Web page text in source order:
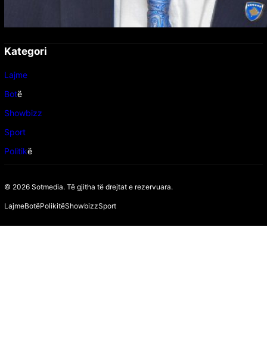
Kategori
Lajme
Botë
Showbizz
Sport
Politikë
© 2026 Sotmedia. Të gjitha të drejtat e rezervuara.
LajmeBotëPolikitëShowbizzSport